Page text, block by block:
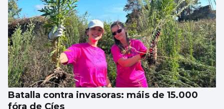
Batalla contra invasoras: máis de 15.000
fóra de Cíes